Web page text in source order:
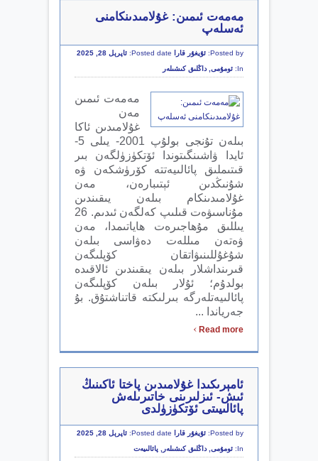
مەمەت ئىمىن: غۇلامىدىنكامنى
ئەسلەپ
Posted by: ئۇيغۇر قارا Posted date: ئاپرېل 28, 2025
In:
ئومۇمى ,داڭلىق كىشىلەر
مەمەت ئىمىن
مەن
غۇلامىدىن ئاكا
بىلەن تۇنجى بولۇپ 2001- يىلى 5-
ئايدا ۋاشىنگىتوندا ئۆتكۈزۈلگەن بىر
قىتىملىق پائالىيەتتە كۆرۈشكەن ۋە
شۇنىڭدىن ئېتىبارەن، مەن
غۇلامىدىنكام بىلەن يىقىندىن
مۇناسىۋەت قىلىپ كەلگەن ئىدىم. 26
يىللىق مۇھاجىرەت ھاياتىمدا، مەن
ۋەتەن مىللەت دەۋاسى بىلەن
شۇغۇللىنىۋاتقان كۆپلىگەن
قىرىنداشلار بىلەن يىقىندىن ئالاقىدە
بولدۇم؛ ئۇلار بىلەن كۆپلىگەن
پائالىيەتلەرگە بىرلىكتە قاتناشتۇق. بۇ
جەرياندا ...
Read more
›
ئامېرىكىدا غۇلامىدىن پاختا ئاكىنىڭ
ئىش- ئىزلىرىنى خاتىرىلەش
پائالىيىتى ئۆتكۈزۈلدى
Posted by: ئۇيغۇر قارا Posted date: ئاپرېل 28, 2025
In:
ئومۇمى ,داڭلىق كىشىلەر پائالىيەت